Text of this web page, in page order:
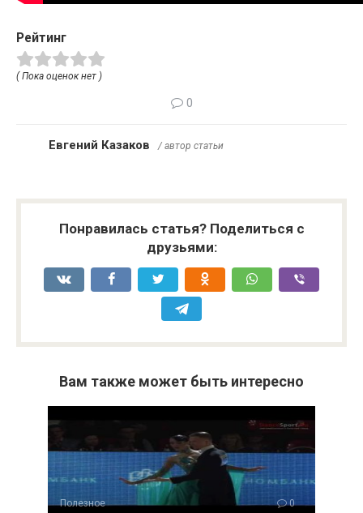
Рейтинг
( Пока оценок нет )
0
Евгений Казаков / автор статьи
Понравилась статья? Поделиться с
друзьями:
Вам также может быть интересно
Полезное 0